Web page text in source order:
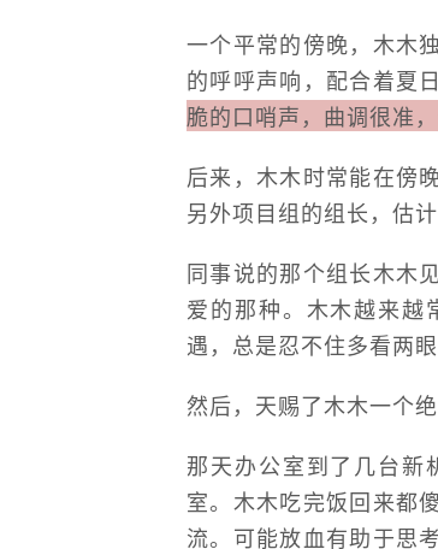
一个平常的傍晚，木木
的呼呼声响，配合着夏
脆的口哨声，曲调很准
后来，木木时常能在傍
另外项目组的组长，估
同事说的那个组长木木
爱的那种。木木越来越
遇，总是忍不住多看两眼
然后，天赐了木木一个
那天办公室到了几台新
室。木木吃完饭回来都
流。可能放血有助于思